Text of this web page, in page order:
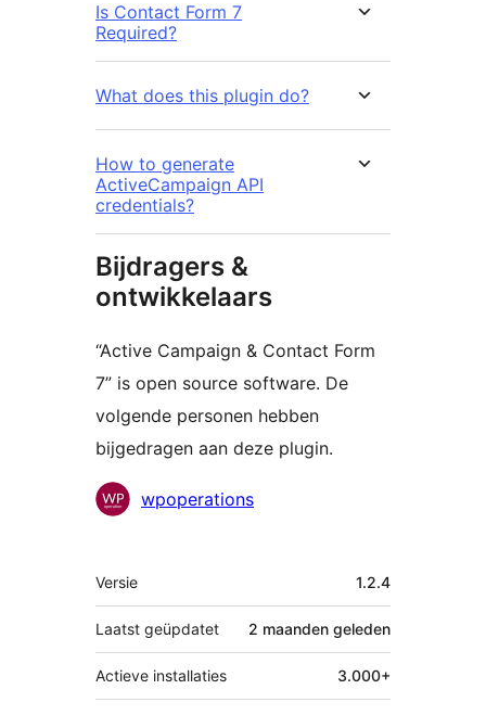
Is Contact Form 7
Required?
What does this plugin do?
How to generate
ActiveCampaign API
credentials?
Bijdragers &
ontwikkelaars
“Active Campaign & Contact Form
7” is open source software. De
volgende personen hebben
bijgedragen aan deze plugin.
Bijdragerswpoperations
Meta
Versie 1.2.4
Laatst geüpdatet 2 maanden geleden
Actieve installaties 3.000+